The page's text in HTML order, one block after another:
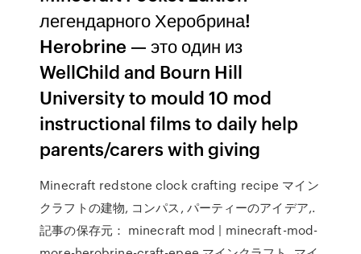
легендарного Херобрина!
Herobrine — это один из
WellChild and Bourn Hill
University to mould 10 mod
instructional films to daily help
parents/carers with giving
Minecraft redstone clock crafting recipe マイン
クラフトの建物, コンパス, パーティーのアイデア,.
記事の保存元： minecraft mod | minecraft-mod-